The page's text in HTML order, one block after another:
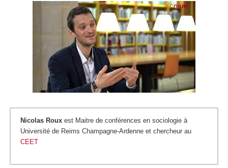
Nicolas Roux est Maitre de conférences en sociologie à
Université de Reims Champagne-Ardenne et chercheur au
CEET